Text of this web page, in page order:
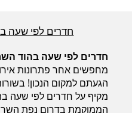
חדרים לפי שעה
חדרים לפי שעה בהוד
מחפשים אחר פתרונות
הגעתם למקום הנכון!
מקיף על חדרים לפי שעה